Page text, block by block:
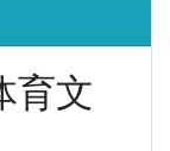
育文